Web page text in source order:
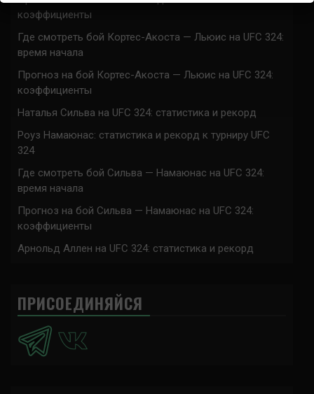
коэффициенты
Где смотреть бой Кортес-Акоста — Льюис на UFC 324:
время начала
Прогноз на бой Кортес-Акоста — Льюис на UFC 324:
коэффициенты
Наталья Сильва на UFC 324: статистика и рекорд
Роуз Намаюнас: статистика и рекорд к турниру UFC
324
Где смотреть бой Сильва — Намаюнас на UFC 324:
время начала
Прогноз на бой Сильва — Намаюнас на UFC 324:
коэффициенты
Арнольд Аллен на UFC 324: статистика и рекорд
ПРИСОЕДИНЯЙСЯ